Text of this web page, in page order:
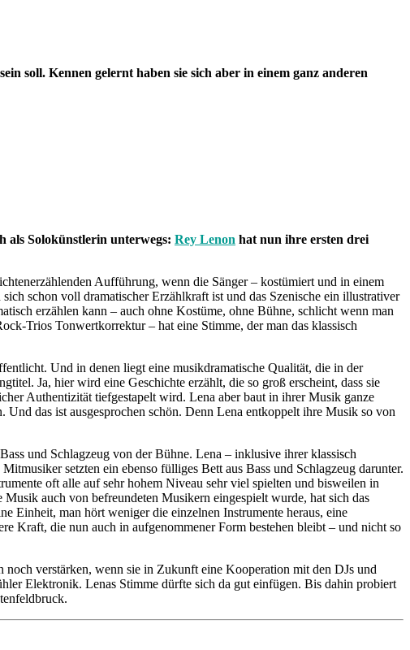
soll. Kennen gelernt haben sie sich aber in einem ganz anderen
Solokünstlerin unterwegs: Rey Lenon hat nun ihre ersten drei
Aufführung, wenn die Sänger – kostümiert und in einem
schon voll dramatischer Erzählkraft ist und das Szenische ein illustrativer
erzählen kann – auch ohne Kostüme, ohne Bühne, schlicht wenn man
Trios Tonwertkorrektur – hat eine Stimme, der man das klassisch
Und in denen liegt eine musikdramatische Qualität, die in der
Ja, hier wird eine Geschichte erzählt, die so groß erscheint, dass sie
Authentizität tiefgestapelt wird. Lena aber baut in ihrer Musik ganze
das ist ausgesprochen schön. Denn Lena entkoppelt ihre Musik so von
und Schlagzeug von der Bühne. Lena – inklusive ihrer klassisch
setzten ein ebenso fülliges Bett aus Bass und Schlagzeug darunter.
oft alle auf sehr hohem Niveau sehr viel spielten und bisweilen in
auch von befreundeten Musikern eingespielt wurde, hat sich das
Einheit, man hört weniger die einzelnen Instrumente heraus, eine
Kraft, die nun auch in aufgenommener Form bestehen bleibt – und nicht so
verstärken, wenn sie in Zukunft eine Kooperation mit den DJs und
Elektronik. Lenas Stimme dürfte sich da gut einfügen. Bis dahin probiert